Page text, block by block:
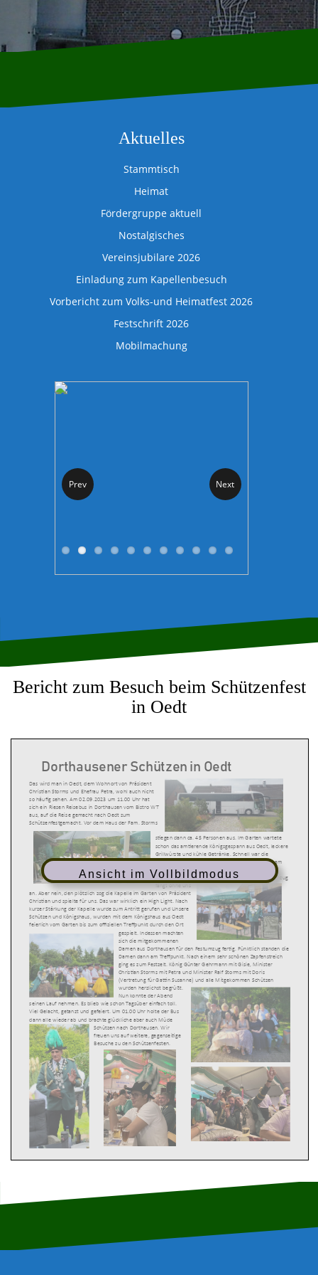
Aktuelles
Stammtisch
Heimat
Fördergruppe aktuell
Nostalgisches
Vereinsjubilare 2026
Einladung zum Kapellenbesuch
Vorbericht zum Volks-und Heimatfest 2026
Festschrift 2026
Mobilmachung
Prev Next
Bericht zum Besuch beim Schützenfest
in Oedt
Ansicht im Vollbildmodus
Dorthausener Schützen in Oedt
Das wird man in Oedt, dem Wohnort von Präsident
Christian Storms und Ehefrau Petra, wohl auch nicht
so häufig sehen. Am 02.09.2023 um 11.00 Uhr hat
sich ein Riesen Reisebus in Dorthausen vom Bistro WT
aus, auf die Reise gemacht nach Oedt zum
Schützenfestgemacht. Vor dem Haus der Fam. Storms
stiegen dann ca. 45 Personen aus. Im Garten wartete
schon das amtierende Königsgespann aus Oedt, leckere
Grillwürste und kühle Getränke. Schnell war die
Stimmung, bei strahlendem Sonnenschein, schon am
Mittag auf dem Höhepunkt. Am frühen Nachmittag
hörte man dann Blasmusik und dachte der Schützenzug
fängt ohne uns
an. Aber nein, den plötzlich zog die Kapelle im Garten von Präsident
Christian und spielte für uns. Das war wirklich ein High Light. Nach
kurzer Stärkung der Kapelle wurde zum Antritt gerufen und Unsere
Schützen und Königshaus, wurden mit dem Königshaus aus Oedt
feierlich vom Garten bis zum offiziellen Treffpunkt durch den Ort
gespielt. Indessen machten
sich die mitgekommenen
Damen aus Dorthausen für den Festumzug fertig. Pünktlich standen die
Damen dann am Treffpunkt. Nach einem sehr schönen Zapfenstreich
ging es zum Festzelt. König Günter Gehrmann mit Gisie, Minister
Christian Storms mit Petra und Minister Ralf Storms mit Doris
(Vertretung für Gattin Susanne) und alle Mitgekommen Schützen
wurden herzlichst begrüßt.
Nun konnte der Abend
seinen Lauf nehmen. Es blieb wie schon Tagsüber einfach toll.
Viel Gelacht, getanzt und gefeiert. Um 01.00 Uhr holte der Bus
dann alle wieder ab und brachte glückliche aber auch Müde
Schützen nach Dorthausen. Wir
freuen uns auf weitere, gegenseitige
Besuche zu den Schützenfesten.